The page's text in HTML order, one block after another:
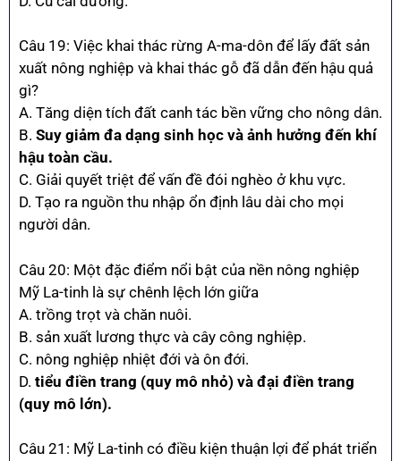
Câu 19: Việc khai thác rừng A-ma-dôn để lấy đất sản
xuất nông nghiệp và khai thác gỗ đã dẫn đến hậu quả
gì?
A. Tăng diện tích đất canh tác bền vững cho nông dân.
B. Suy giảm đa dạng sinh học và ảnh hưởng đến khí
hậu toàn cầu.
C. Giải quyết triệt để vấn đề đói nghèo ở khu vực.
D. Tạo ra nguồn thu nhập ổn định lâu dài cho mọi
người dân.
Câu 20: Một đặc điểm nổi bật của nền nông nghiệp
Mỹ La-tinh là sự chênh lệch lớn giữa
A. trồng trọt và chăn nuôi.
B. sản xuất lương thực và cây công nghiệp.
C. nông nghiệp nhiệt đới và ôn đới.
D. tiểu điền trang (quy mô nhỏ) và đại điền trang
(quy mô lớn).
Câu 21: Mỹ La-tinh có điều kiện thuận lợi để phát triển